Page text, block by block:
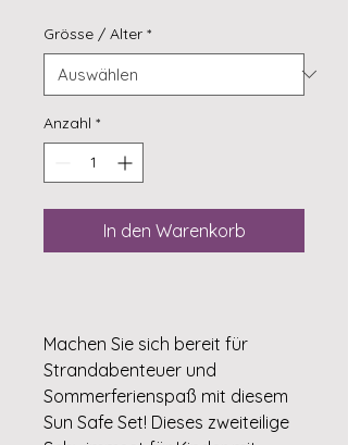
Grösse / Alter *
Anzahl *
In den Warenkorb
Machen Sie sich bereit für
Strandabenteuer und
Sommerferienspaß mit diesem
Sun Safe Set! Dieses zweiteilige